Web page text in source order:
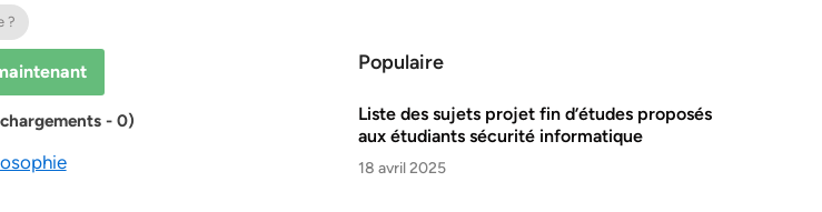
?
- 0)
Populaire
Liste des sujets projet fin d’études proposés
aux étudiants sécurité informatique
18 avril 2025